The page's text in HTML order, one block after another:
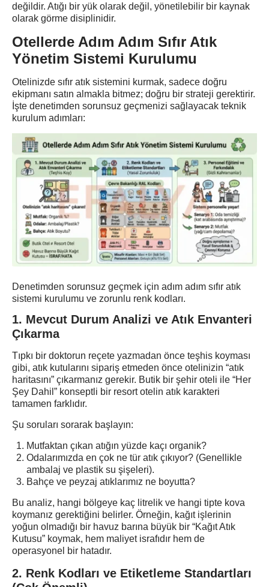
değildir. Atığı bir yük olarak değil, yönetilebilir bir kaynak
olarak görme disiplinidir.
Otellerde Adım Adım Sıfır Atık
Yönetim Sistemi Kurulumu
Otelinizde sıfır atık sistemini kurmak, sadece doğru
ekipmanı satın almakla bitmez; doğru bir strateji gerektirir.
İşte denetimden sorunsuz geçmenizi sağlayacak teknik
kurulum adımları:
Denetimden sorunsuz geçmek için adım adım sıfır atık
sistemi kurulumu ve zorunlu renk kodları.
1. Mevcut Durum Analizi ve Atık Envanteri
Çıkarma
Tıpkı bir doktorun reçete yazmadan önce teşhis koyması
gibi, atık kutularını sipariş etmeden önce otelinizin “atık
haritasını” çıkarmanız gerekir. Butik bir şehir oteli ile “Her
Şey Dahil” konseptli bir resort otelin atık karakteri
tamamen farklıdır.
Şu soruları sorarak başlayın:
Mutfaktan çıkan atığın yüzde kaçı organik?
Odalarımızda en çok ne tür atık çıkıyor? (Genellikle
ambalaj ve plastik su şişeleri).
Bahçe ve peyzaj atıklarımız ne boyutta?
Bu analiz, hangi bölgeye kaç litrelik ve hangi tipte kova
koymanız gerektiğini belirler. Örneğin, kağıt işlerinin
yoğun olmadığı bir havuz barına büyük bir “Kağıt Atık
Kutusu” koymak, hem maliyet israfıdır hem de
operasyonel bir hatadır.
2. Renk Kodları ve Etiketleme Standartları